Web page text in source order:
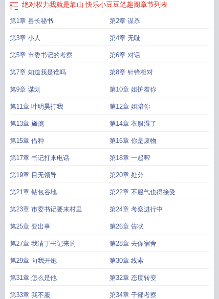
绝对权力我就是靠山 快乐小豆豆笔趣阁章节列表
第1章 县长秘书 第2章 谋杀
第3章 小人 第4章 无耻
第5章 市委书记的考察 第6章 对话
第7章 知道我是谁吗 第8章 针锋相对
第9章 谋划 第10章 姐护着你
第11章 叶明昊打我 第12章 姐陪你
第13章 旖旎 第14章 衣服湿了
第15章 借种 第16章 你是废物
第17章 书记打来电话 第18章 一起帮
第19章 目无领导 第20章 处分
第21章 钻包谷地 第22章 不服气也得接受
第23章 市委书记要来村里 第24章 考察进行中
第25章 要出事 第26章 告状
第27章 我请丁书记来的 第28章 去你宿舍
第29章 向我开炮 第30章 线索
第31章 怎么是他 第32章 态度转变
第33章 我不服 第34章 干部考察